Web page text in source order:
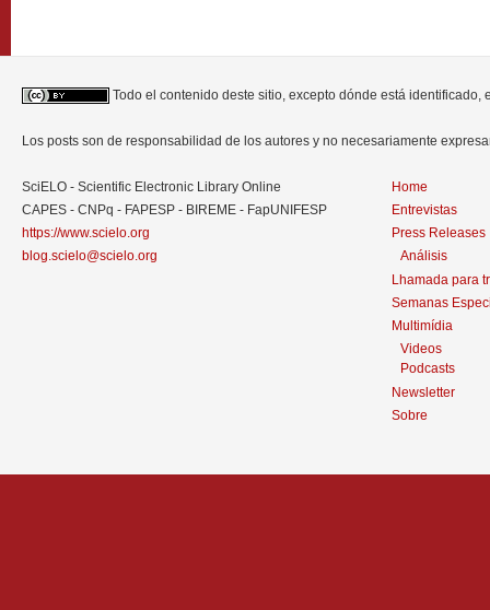
Todo el contenido deste sitio, excepto dónde está identificado,
Los posts son de responsabilidad de los autores y no necesariamente
SciELO - Scientific Electronic Library Online
CAPES - CNPq - FAPESP - BIREME - FapUNIFESP
https://www.scielo.org
blog.scielo@scielo.org
Home
Entrevistas
Press Releases
Análisis
Lhamada para
Semanas
Multimídia
Videos
Podcasts
Newsletter
Sobre